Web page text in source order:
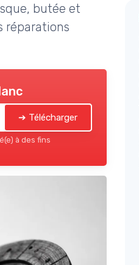
butée et
réparations
➔ Télécharger
à des fins